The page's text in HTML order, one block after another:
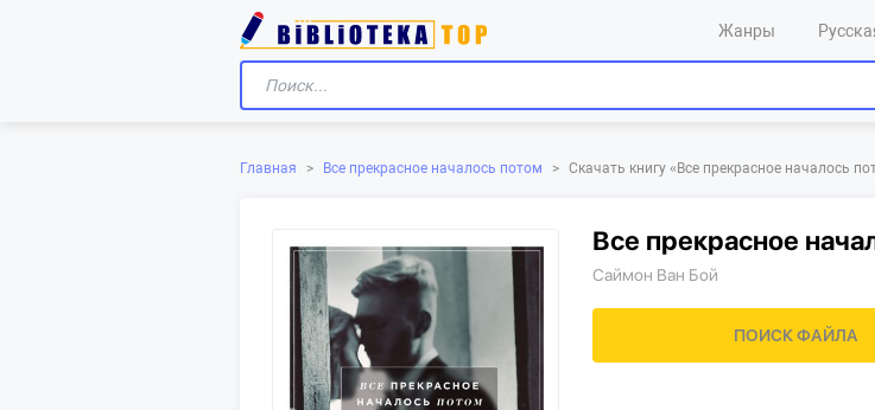
Жанры
Главная > Все прекрасное началось потом > Скачать книгу «‎Все прекрасное началось
Все прекрасное
Саймон Ван Бой
ПОИСК ФАЙЛА